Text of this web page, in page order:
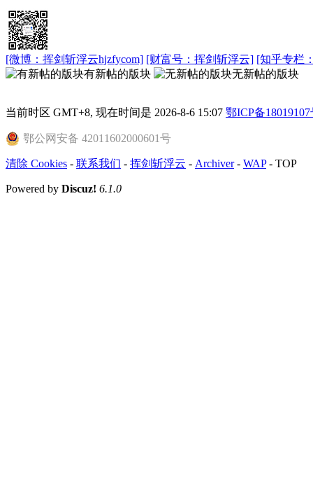
[微博：挥剑斩浮云hjzfycom] [财富号：挥剑斩浮云] [知乎专栏
有新帖的版块
无新帖的版块
当前时区 GMT+8, 现在时间是 2026-8-6 15:07 鄂ICP备18019107
鄂公网安备 42011602000601号
清除 Cookies - 联系我们 - 挥剑斩浮云 - Archiver- WAP- TOP
Powered by Discuz! 6.1.0